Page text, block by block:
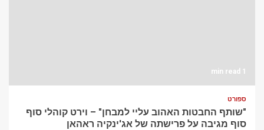
1 min read
ספורט
"שותף החבטות האהוב עליי למבחן" – וירט קוהלי סוף
סוף מגיבה על פרישתה של אג'ינקיה ראהאן